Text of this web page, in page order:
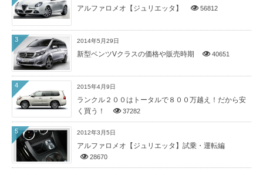
アルファロメオ【ジュリエッタ】 56812
2014年5月29日
新型ベンツVクラスの価格や販売時期 40651
3
2015年4月9日
ランクル２００はトータルで８００万越え！だから安
く買う！
37282
4
2012年3月5日
アルファロメオ【ジュリエッタ】試乗・運転編
28670
5